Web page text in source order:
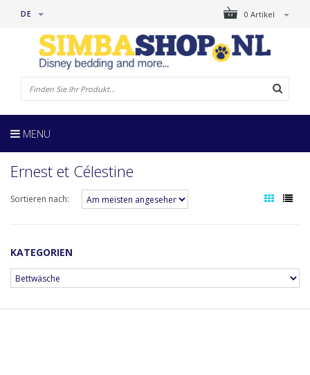
0 Artikel
DE
MENU
Ernest et Célestine
Sortieren nach:
KATEGORIEN